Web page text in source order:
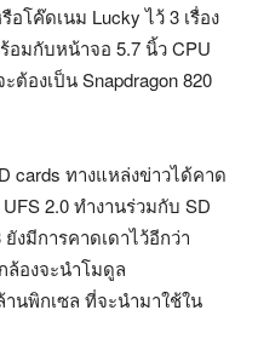
อโค๊ดเนม Lucky ไว้ 3 เรื่อง
อมกับหน้าจอ 5.7 นิ้ว CPU
ต้องเป็น Snapdragon 820
cards ทางแหล่งข่าวได้คาด
2.0 ทำงานร่วมกับ SD
งมีการคาดเดาไว้อีกว่า
ล้องจะนำโมดูล
านพิกเซล ที่จะนำมาใช้ใน